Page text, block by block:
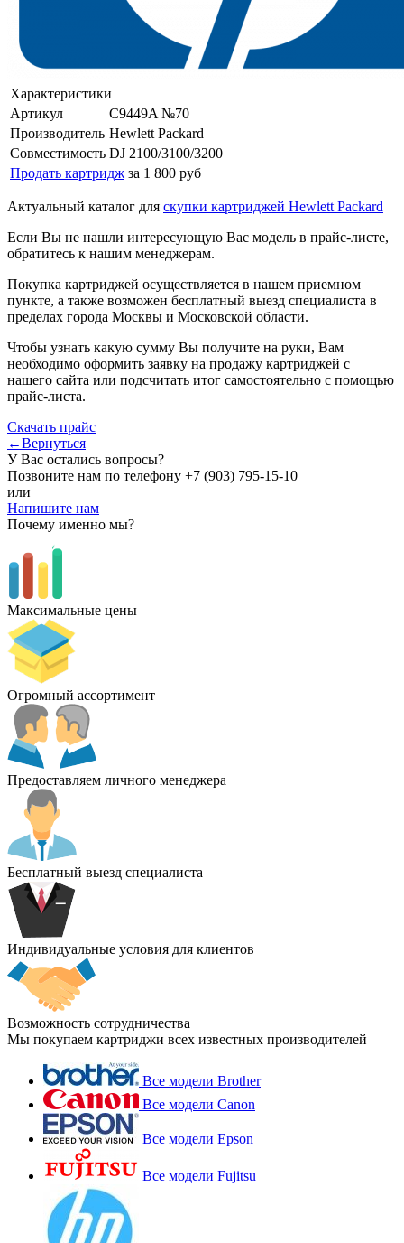
Характеристики
Артикул
C9449A №70
Производитель Hewlett Packard
Совместимость DJ 2100/3100/3200
Продать картридж за 1 800 руб
Актуальный каталог для скупки картриджей Hewlett Packard
Если Вы не нашли интересующую Вас модель в прайс-листе,
обратитесь к нашим менеджерам.
Покупка картриджей осуществляется в нашем приемном
пункте, а также возможен бесплатный выезд специалиста в
пределах города Москвы и Московской области.
Чтобы узнать какую сумму Вы получите на руки, Вам
необходимо оформить заявку на продажу картриджей с
нашего сайта или подсчитать итог самостоятельно с помощью
прайс-листа.
Скачать прайс
←Вернуться
У Вас остались вопросы?
Позвоните нам по телефону +7 (903) 795-15-10
или
Напишите нам
Почему именно мы?
Максимальные цены
Огромный ассортимент
Предоставляем личного менеджера
Бесплатный выезд специалиста
Индивидуальные условия для клиентов
Возможность сотрудничества
Мы покупаем картриджи всех известных производителей
Все модели Brother
Все модели Canon
Все модели Epson
Все модели Fujitsu